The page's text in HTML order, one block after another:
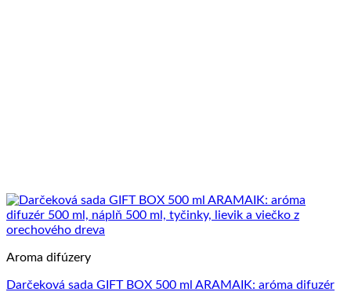
Aroma difúzery
Darčeková sada GIFT BOX 500 ml ARAMAIK: aróma difuzér